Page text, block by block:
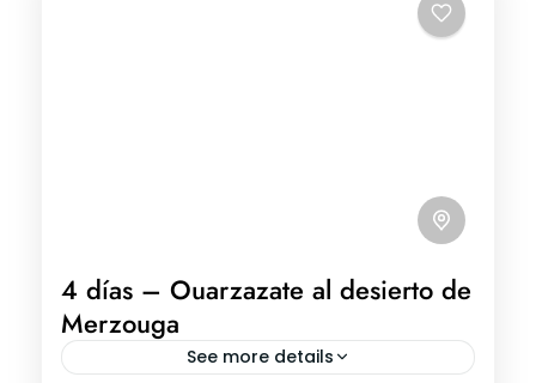
4 días – Ouarzazate al desierto de
Merzouga
See more details